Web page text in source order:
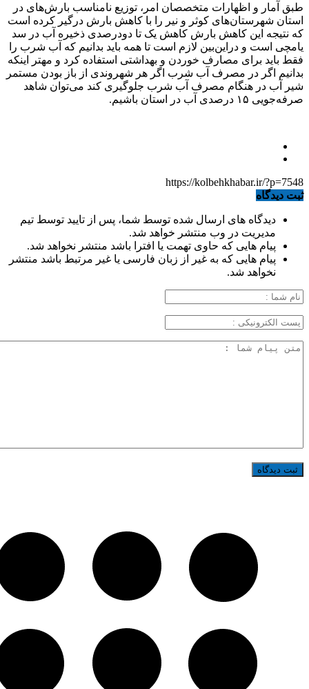
طبق آمار و اظهارات متخصصان امر، توزیع نامناسب بارش‌های در
استان شهرستان‌های کوثر و نیر را با کاهش بارش درگیر کرده است
که نتیجه این کاهش بارش کاهش یک تا دودرصدی ذخیره آب در سد
یامچی است و دراین‌بین لازم است تا همه باید بدانیم که آب شرب را
فقط باید برای مصارف خوردن و بهداشتی استفاده کرد و مهتر اینکه
بدانیم اگر در مصرف آب شرب اگر هر شهروندی از باز بودن مستمر
شیر آب در هنگام مصرف آب شرب جلوگیری کند می‌توان شاهد
صرفه‌جویی ۱۵ درصدی آب در استان باشیم.
https://kolbehkhabar.ir/?p=7548
ثبت دیدگاه
دیدگاه های ارسال شده توسط شما، پس از تایید توسط تیم
مدیریت در وب منتشر خواهد شد.
پیام هایی که حاوی تهمت یا افترا باشد منتشر نخواهد شد.
پیام هایی که به غیر از زبان فارسی یا غیر مرتبط باشد منتشر
نخواهد شد.